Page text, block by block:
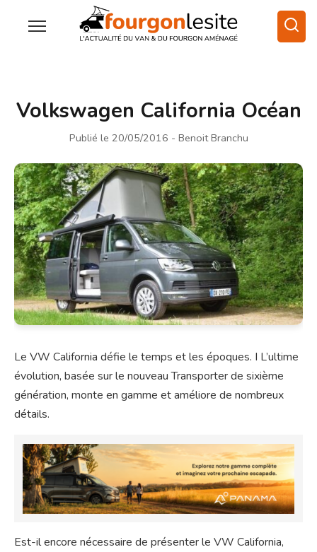
Volkswagen California Océan
Publié le 20/05/2016 - Benoit Branchu
Le VW California défie le temps et les époques. I L’ultime
évolution, basée sur le nouveau Transporter de sixième
génération, monte en gamme et améliore de nombreux
détails.
Est-il encore nécessaire de présenter le VW California,